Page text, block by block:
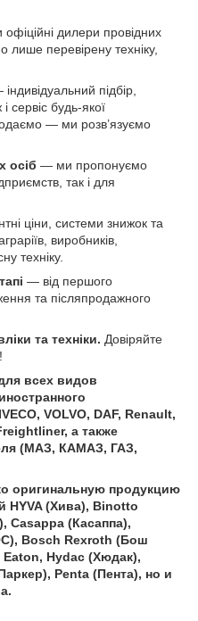
дилери провідних
лише перевірену техніку,
підбір,
сервіс будь-якої
— ми розв’язуємо
осіб — ми пропонуємо
так і для
ціни, системи знижок та
виробників,
техніку.
— від першого
та післяпродажного
та техніки. Довіряйте
всех видов
VOLVO, DAF, Renault,
а также
(МАЗ, КАМАЗ, ГАЗ,
оригинальную продукцию
HYVA (Хива), Binotto
Casappa (Касаппа),
Bosch Rexroth (Бош
Hydac (Хюдак),
Penta (Пента), но и